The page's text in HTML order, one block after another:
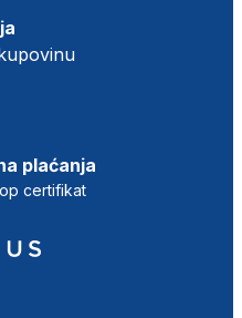
plaćanja
certifikat